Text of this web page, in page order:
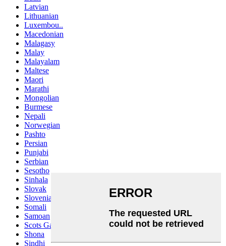
Latvian
Lithuanian
Luxembou..
Macedonian
Malagasy
Malay
Malayalam
Maltese
Maori
Marathi
Mongolian
Burmese
Nepali
Norwegian
Pashto
Persian
Punjabi
Serbian
Sesotho
Sinhala
Slovak
Slovenian
Somali
Samoan
Scots Gaelic
Shona
Sindhi